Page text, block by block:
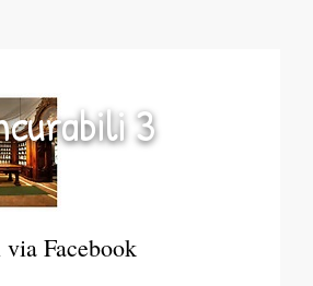
3
Facebook